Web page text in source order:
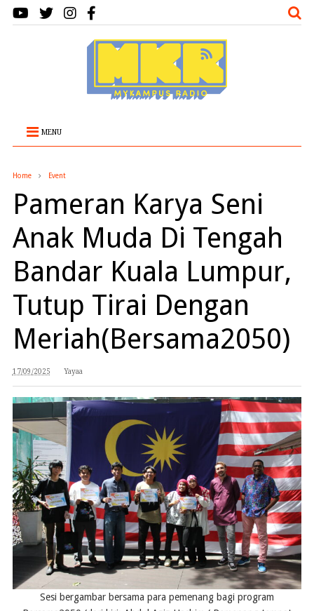
MENU
Home Event
Pameran Karya Seni
Anak Muda Di Tengah
Bandar Kuala Lumpur,
Tutup Tirai Dengan
Meriah(Bersama2050)
17/09/2025 Yayaa
Sesi bergambar bersama para pemenang bagi program